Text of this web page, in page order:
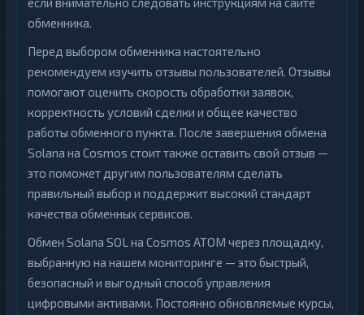
обменника.
Перед выбором обменника настоятельно
рекомендуем изучить отзывы пользователей. Отзывы
помогают оценить скорость обработки заявок,
корректность условий сделки и общее качество
работы обменного пункта. После завершения обмена
Solana на Cosmos стоит также оставить свой отзыв —
это поможет другим пользователям сделать
правильный выбор и поддержит высокий стандарт
качества обменных сервисов.
Обмен Solana SOL на Cosmos ATOM через площадку,
выбранную на нашем мониторинге — это быстрый,
безопасный и выгодный способ управления
цифровыми активами. Постоянно обновляемые курсы,